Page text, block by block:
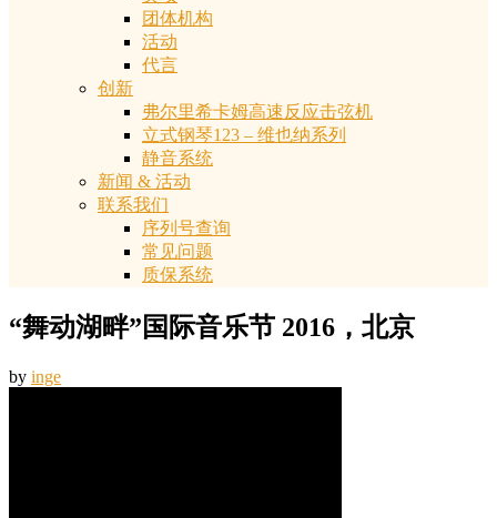
团体机构
活动
代言
创新
弗尔里希卡姆高速反应击弦机
立式钢琴123 – 维也纳系列
静音系统
新闻 & 活动
联系我们
序列号查询
常见问题
质保系统
“舞动湖畔”国际音乐节 2016，北京
by inge